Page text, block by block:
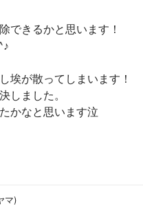
できるかと思います！
埃が散ってしまいます！
しました。
かなと思います泣
マ)